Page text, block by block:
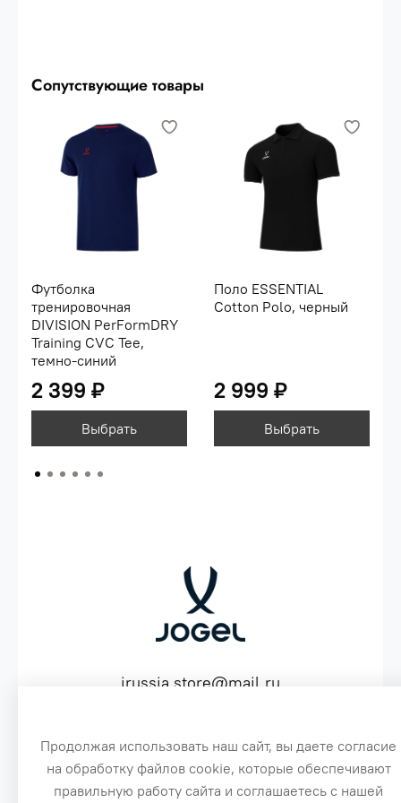
Сопутствующие товары
Футболка
тренировочная
DIVISION PerFormDRY
Training CVC Tee,
темно-синий
2 399 ₽
Выбрать
Поло ESSENTIAL
Cotton Polo, черный
2 999 ₽
Выбрать
jrussia.store@mail.ru
Продолжая использовать наш сайт, вы даете согласие
на обработку файлов cookie, которые обеспечивают
правильную работу сайта и соглашаетесь с нашей
3